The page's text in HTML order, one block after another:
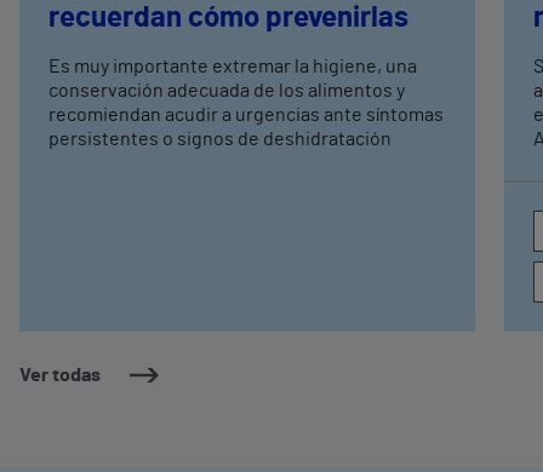
Ver todas
recuerdan cómo prevenirlas
Es muy importante extremar la higiene, una
conservación adecuada de los alimentos y
recomiendan acudir a urgencias ante síntomas
persistentes o signos de deshidratación